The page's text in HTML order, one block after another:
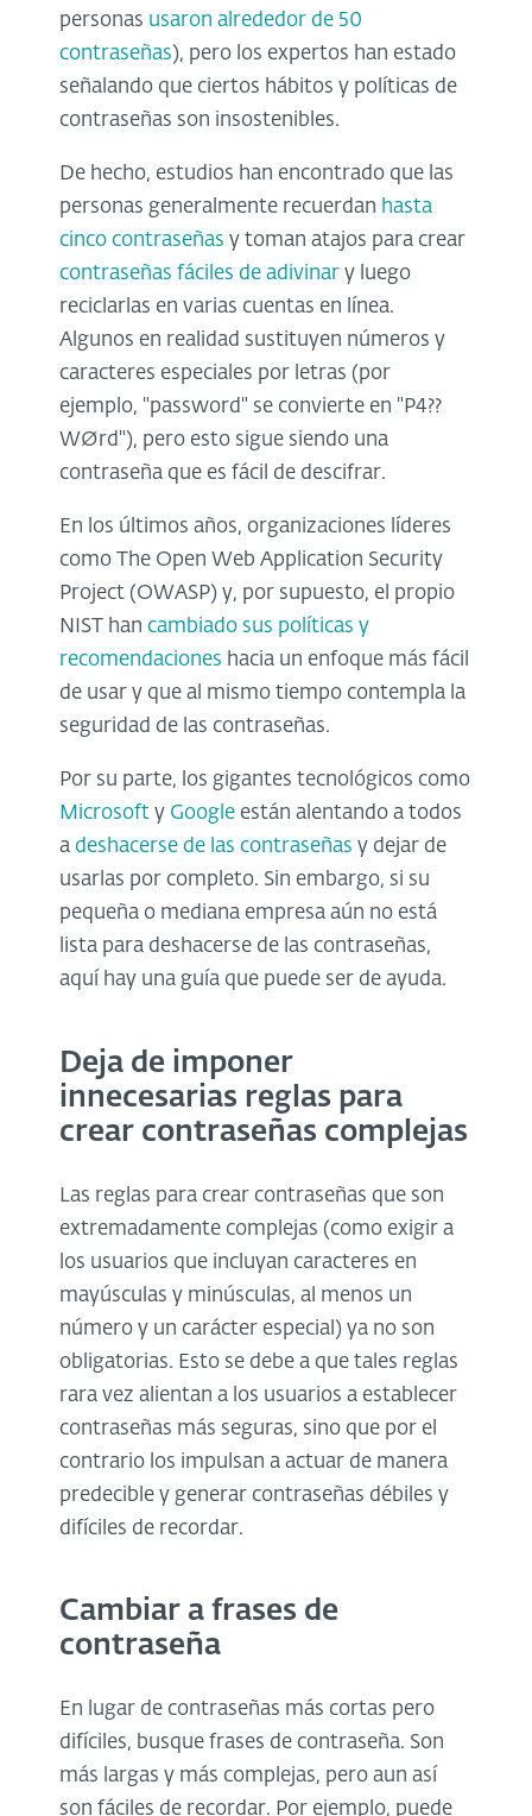
personas usaron alrededor de 50
contraseñas), pero los expertos han estado
señalando que ciertos hábitos y políticas de
contraseñas son insostenibles.
De hecho, estudios han encontrado que las
personas generalmente recuerdan hasta
cinco contraseñas y toman atajos para crear
contraseñas fáciles de adivinar y luego
reciclarlas en varias cuentas en línea.
Algunos en realidad sustituyen números y
caracteres especiales por letras (por
ejemplo, "password" se convierte en "P4??
WØrd"), pero esto sigue siendo una
contraseña que es fácil de descifrar.
En los últimos años, organizaciones líderes
como The Open Web Application Security
Project (OWASP) y, por supuesto, el propio
NIST han cambiado sus políticas y
recomendaciones hacia un enfoque más fácil
de usar y que al mismo tiempo contempla la
seguridad de las contraseñas.
Por su parte, los gigantes tecnológicos como
Microsoft y Google están alentando a todos
a deshacerse de las contraseñas y dejar de
usarlas por completo. Sin embargo, si su
pequeña o mediana empresa aún no está
lista para deshacerse de las contraseñas,
aquí hay una guía que puede ser de ayuda.
Deja de imponer
innecesarias reglas para
crear contraseñas complejas
Las reglas para crear contraseñas que son
extremadamente complejas (como exigir a
los usuarios que incluyan caracteres en
mayúsculas y minúsculas, al menos un
número y un carácter especial) ya no son
obligatorias. Esto se debe a que tales reglas
rara vez alientan a los usuarios a establecer
contraseñas más seguras, sino que por el
contrario los impulsan a actuar de manera
predecible y generar contraseñas débiles y
difíciles de recordar.
Cambiar a frases de
contraseña
En lugar de contraseñas más cortas pero
difíciles, busque frases de contraseña. Son
más largas y más complejas, pero aun así
son fáciles de recordar. Por ejemplo, puede